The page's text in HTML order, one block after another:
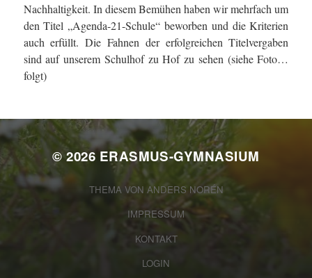
Nachhaltigkeit. In diesem Bemühen haben wir mehrfach um
den Titel „Agenda-21-Schule“ beworben und die Kriterien
auch erfüllt. Die Fahnen der erfolgreichen Titelvergaben
sind auf unserem Schulhof zu Hof zu sehen (siehe Foto…
folgt)
© 2026 ERASMUS-GYMNASIUM
THEMA VON ANDERS NORÉN
IMPRESSUM
KONTAKT
LOGIN